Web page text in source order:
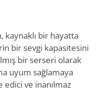
kaynaklı bir hayatta
bir sevgi kapasitesini
bir serseri olarak
uyum sağlamaya
edici ve inanılmaz